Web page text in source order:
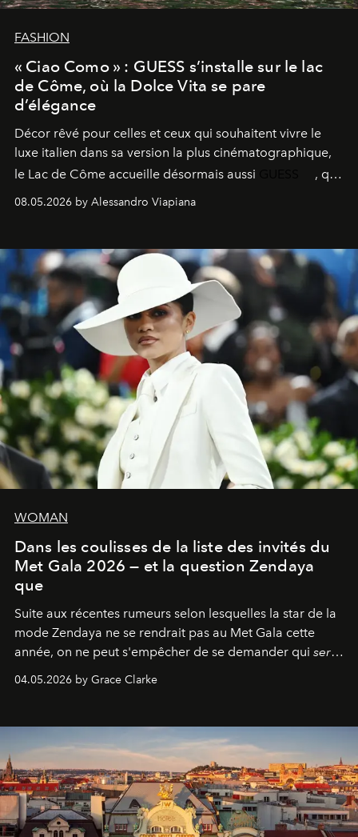
FASHION
« Ciao Como » : GUESS s’installe sur le lac
de Côme, où la Dolce Vita se pare
d’élégance
Décor rêvé pour celles et ceux qui souhaitent vivre le
luxe italien dans sa version la plus cinématographique,
le Lac de Côme accueille désormais aussi
, qui
fragrances. L’une des opérations de style les plus
08.05.2026 by Alessandro Viapiana
WOMAN
Dans les coulisses de la liste des invités du
Met Gala 2026 — et la question Zendaya
que
Suite aux récentes rumeurs selon lesquelles la star de la
mode Zendaya ne se rendrait pas au Met Gala cette
année, on ne peut s'empêcher de se demander qui sera
04.05.2026 by Grace Clarke